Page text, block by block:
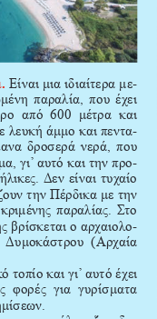
Είναι μια ιδιαίτερα με-
παραλία, που έχει
από  600  μέτρα  και
λευκή άμμο και πεντα-
δροσερά νερά, που
γι’ αυτό και την προ-
Δεν είναι τυχαίο
την Πέρδικα με την
παραλίας. Στο
βρίσκεται ο αρχαιολο-
Δυμοκάστρου  (Αρχαία
τοπίο και γι’ αυτό έχει
φορές  για  γυρίσματα